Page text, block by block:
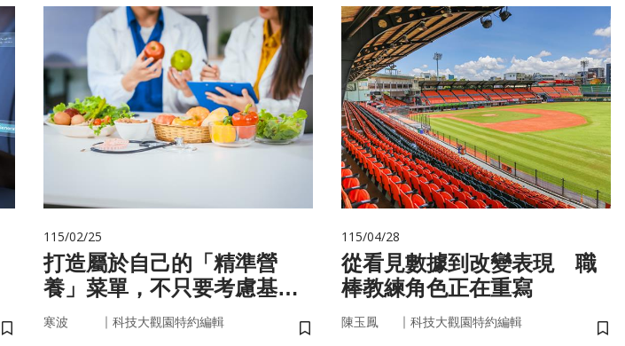
儲存書籤
115/02/25
打造屬於自己的「精準營
養」菜單，不只要考慮基
因，關鍵更在腸道微生物
寒波 ｜ 科技大觀園特約編輯
儲存書籤
115/04/28
從看見數據到改變表現 職
棒教練角色正在重寫
陳玉鳳 ｜ 科技大觀園特約編輯
儲